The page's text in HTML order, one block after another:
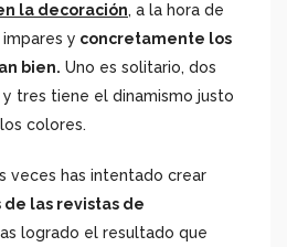
la decoración, a la hora de
y concretamente los
bien. Uno es solitario, dos
tres tiene el dinamismo justo
colores.
veces has intentado crear
de las revistas de
logrado el resultado que